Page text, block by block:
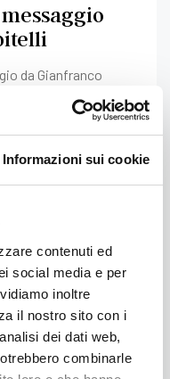
Informazioni sui cookie
contenuti ed
social media e per
inoltre
il nostro sito con i
dei dati web,
combinarle
da Gianfranco
della scomparsa
sono state […]
2025
si è
odv presso